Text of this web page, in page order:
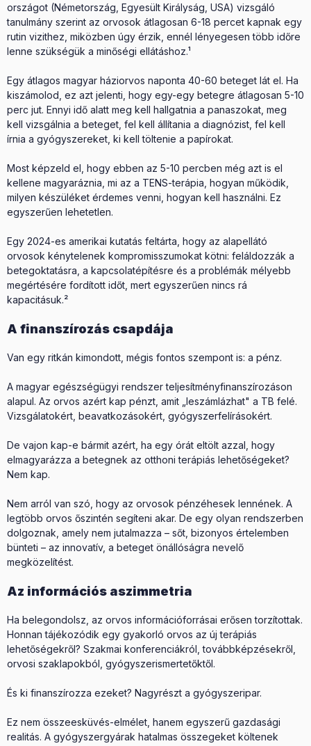
országot (Németország, Egyesült Királyság, USA) vizsgáló
tanulmány szerint az orvosok átlagosan 6-18 percet kapnak egy
rutin vizithez, miközben úgy érzik, ennél lényegesen több időre
lenne szükségük a minőségi ellátáshoz.¹
Egy átlagos magyar háziorvos naponta 40-60 beteget lát el. Ha
kiszámolod, ez azt jelenti, hogy egy-egy betegre átlagosan 5-10
perc jut. Ennyi idő alatt meg kell hallgatnia a panaszokat, meg
kell vizsgálnia a beteget, fel kell állítania a diagnózist, fel kell
írnia a gyógyszereket, ki kell töltenie a papírokat.
Most képzeld el, hogy ebben az 5-10 percben még azt is el
kellene magyaráznia, mi az a TENS-terápia, hogyan működik,
milyen készüléket érdemes venni, hogyan kell használni. Ez
egyszerűen lehetetlen.
Egy 2024-es amerikai kutatás feltárta, hogy az alapellátó
orvosok kénytelenek kompromisszumokat kötni: feláldozzák a
betegoktatásra, a kapcsolatépítésre és a problémák mélyebb
megértésére fordított időt, mert egyszerűen nincs rá
kapacitásuk.²
A finanszírozás csapdája
Van egy ritkán kimondott, mégis fontos szempont is: a pénz.
A magyar egészségügyi rendszer teljesítményfinanszírozáson
alapul. Az orvos azért kap pénzt, amit „leszámlázhat" a TB felé.
Vizsgálatokért, beavatkozásokért, gyógyszerfelírásokért.
De vajon kap-e bármit azért, ha egy órát eltölt azzal, hogy
elmagyarázza a betegnek az otthoni terápiás lehetőségeket?
Nem kap.
Nem arról van szó, hogy az orvosok pénzéhesek lennének. A
legtöbb orvos őszintén segíteni akar. De egy olyan rendszerben
dolgoznak, amely nem jutalmazza – sőt, bizonyos értelemben
bünteti – az innovatív, a beteget önállóságra nevelő
megközelítést.
Az információs aszimmetria
Ha belegondolsz, az orvos információforrásai erősen torzítottak.
Honnan tájékozódik egy gyakorló orvos az új terápiás
lehetőségekről? Szakmai konferenciákról, továbbképzésekről,
orvosi szaklapokból, gyógyszerismertetőktől.
És ki finanszírozza ezeket? Nagyrészt a gyógyszeripar.
Ez nem összeesküvés-elmélet, hanem egyszerű gazdasági
realitás. A gyógyszergyárak hatalmas összegeket költenek